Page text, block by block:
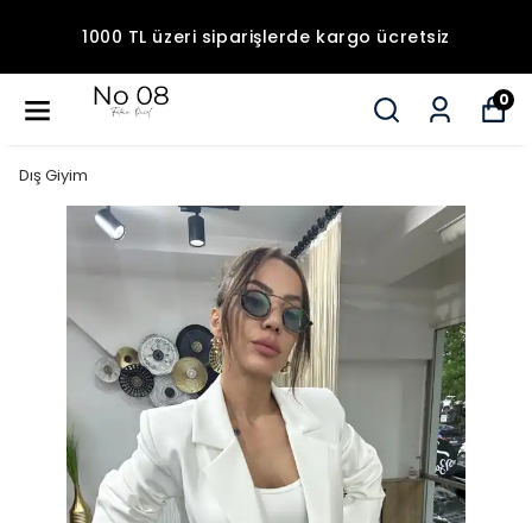
1000 TL üzeri siparişlerde kargo ücretsiz
0
Dış Giyim